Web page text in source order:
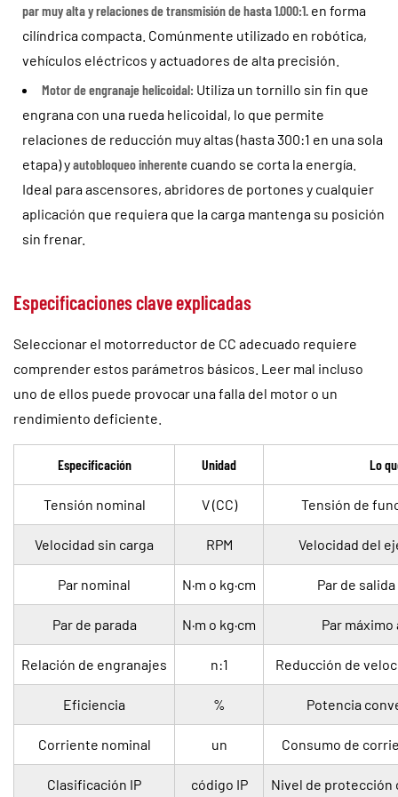
par muy alta y relaciones de transmisión de hasta 1.000:1. en forma
cilíndrica compacta. Comúnmente utilizado en robótica,
vehículos eléctricos y actuadores de alta precisión.
Motor de engranaje helicoidal: Utiliza un tornillo sin fin que
engrana con una rueda helicoidal, lo que permite
relaciones de reducción muy altas (hasta 300:1 en una sola
etapa) yautobloqueo inherente cuando se corta la energía.
Ideal para ascensores, abridores de portones y cualquier
aplicación que requiera que la carga mantenga su posición
sin frenar.
Especificaciones clave explicadas
Seleccionar el motorreductor de CC adecuado requiere
comprender estos parámetros básicos. Leer mal incluso
uno de ellos puede provocar una falla del motor o un
rendimiento deficiente.
Especificación Unidad Lo
Tensión nominal V (CC) Tensión de
Velocidad sin carga RPM Velocidad del
Par nominal N·m o kg·cm Par de
Par de parada N·m o kg·cm Par
Relación de engranajes n:1 Reducción de
Eficiencia % Potencia
Corriente nominal un Consumo de
Clasificación IP código IP Nivel de protección